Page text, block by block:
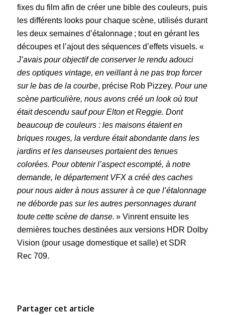
fixes du film afin de créer une bible des couleurs, puis
les différents looks pour chaque scène, utilisés durant
les deux semaines d’étalonnage ; tout en gérant les
découpes et l’ajout des séquences d’effets visuels. «
J’avais pour objectif de conserver le rendu adouci
des optiques vintage, en veillant à ne pas trop forcer
sur le bas de la courbe, précise Rob Pizzey. Pour une
scène particulière, nous avons créé un look où tout
était descendu sauf pour Elton et Reggie. Dont
beaucoup de couleurs : les maisons étaient en
briques rouges, la verdure était abondante dans les
jardins et les danseuses portaient des tenues
colorées. Pour obtenir l’aspect escompté, à notre
demande, le département VFX a créé des caches
pour nous aider à nous assurer à ce que l’étalonnage
ne déborde pas sur les autres personnages durant
toute cette scène de danse. » Vinrent ensuite les
dernières touches destinées aux versions HDR Dolby
Vision (pour usage domestique et salle) et SDR
Rec 709.
Partager cet article